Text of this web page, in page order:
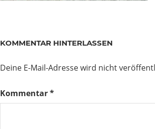
KOMMENTAR HINTERLASSEN
Deine E-Mail-Adresse wird nicht
Kommentar*